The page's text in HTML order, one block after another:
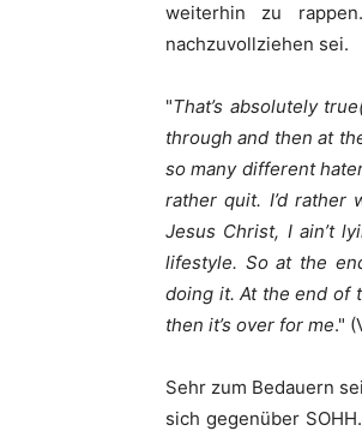
weiterhin zu
nachzuvollziehen sei.
"That’s absolutely
through and then at
so many different
rather quit. I’d rather
Jesus Christ, I ain’t
lifestyle. So at the
doing it. At the end of
then it’s over for me."
Sehr zum Bedauern
sich gegenüber